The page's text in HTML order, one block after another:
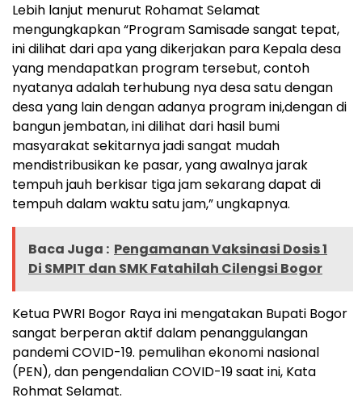
Lebih lanjut menurut Rohamat Selamat
mengungkapkan “Program Samisade sangat tepat,
ini dilihat dari apa yang dikerjakan para Kepala desa
yang mendapatkan program tersebut, contoh
nyatanya adalah terhubung nya desa satu dengan
desa yang lain dengan adanya program ini,dengan di
bangun jembatan, ini dilihat dari hasil bumi
masyarakat sekitarnya jadi sangat mudah
mendistribusikan ke pasar, yang awalnya jarak
tempuh jauh berkisar tiga jam sekarang dapat di
tempuh dalam waktu satu jam,” ungkapnya.
Baca Juga : Pengamanan Vaksinasi Dosis 1
Di SMPIT dan SMK Fatahilah Cilengsi Bogor
Ketua PWRI Bogor Raya ini mengatakan Bupati Bogor
sangat berperan aktif dalam penanggulangan
pandemi COVID-19. pemulihan ekonomi nasional
(PEN), dan pengendalian COVID-19 saat ini, Kata
Rohmat Selamat.